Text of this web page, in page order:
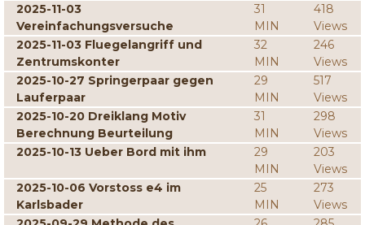
2025-11-03
Vereinfachungsversuche
31
MIN
418
Views
2025-11-03 Fluegelangriff und
Zentrumskonter
32
MIN
246
Views
2025-10-27 Springerpaar gegen
Lauferpaar
29
MIN
517
Views
2025-10-20 Dreiklang Motiv
Berechnung Beurteilung
31
MIN
298
Views
2025-10-13 Ueber Bord mit ihm
29
MIN
203
Views
2025-10-06 Vorstoss e4 im
Karlsbader
25
MIN
273
Views